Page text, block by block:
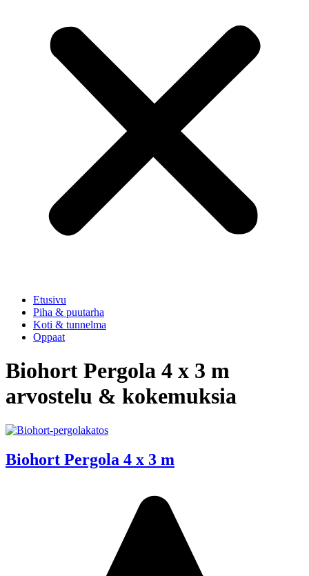
Etusivu
Piha & puutarha
Koti & tunnelma
Oppaat
Biohort Pergola 4 x 3 m
arvostelu & kokemuksia
Biohort Pergola 4 x 3 m